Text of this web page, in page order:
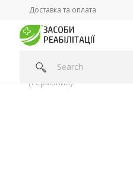
Доставка та оплата
Головна/Категорії /
(Германия)